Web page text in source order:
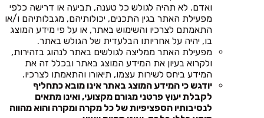
ואדם. לא תהיה לגולש כל טענה, תביעה או דרישה כלפי
מפעילת האתר בגין התכנים, יכולותיהם, מגבלותיהם ו/או
התאמתם לצרכיו והשימוש באתר, או על פי מידע המוצג
בו, יהיה על אחריותו הבלעדית של הגולש באתר.
מפעילת האתר ממליצה לגולשים באתר לנהוג בזהירות,
ולקרוא בעיון את המידע המוצג באתר ובכלל זה את
המידע ביחס לשירות עצמו, תיאורו והתאמתו לצרכיו.
יודגש כי המידע המוצג באתר אינו מובא כתחליף
לקבלת יעוץ פרטני מגורם מקצועי, ואינו מתאים
לנסיבותיו הספציפיות של כל מקרה ומקרה והוא מהווה